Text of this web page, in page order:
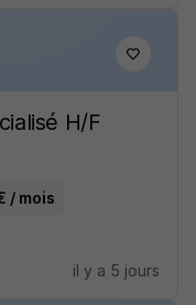
H/F
/ mois
il y a 5 jours